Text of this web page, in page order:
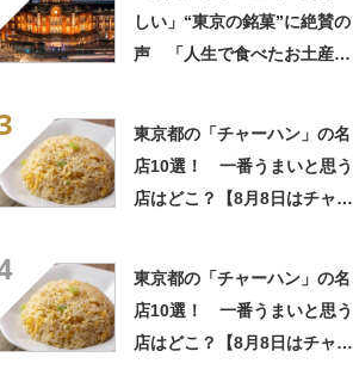
しい」“東京の銘菓”に絶賛の
声 「人生で食べたお土産の
東京都の「チャーハン」の名
店10選！ 一番うまいと思う
店はどこ？【8月8日はチャー
東京都の「チャーハン」の名
店10選！ 一番うまいと思う
店はどこ？【8月8日はチャー